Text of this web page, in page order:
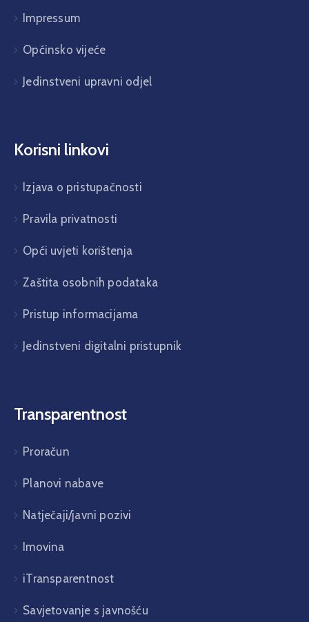
Impressum
Općinsko vijeće
Jedinstveni upravni odjel
Korisni linkovi
Izjava o pristupačnosti
Pravila privatnosti
Opći uvjeti korištenja
Zaštita osobnih podataka
Pristup informacijama
Jedinstveni digitalni pristupnik
Transparentnost
Proračun
Planovi nabave
Natječaji/javni pozivi
Imovina
iTransparentnost
Savjetovanje s javnošću